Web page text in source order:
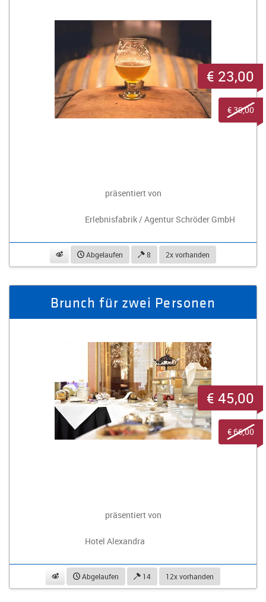
präsentiert von
Erlebnisfabrik / Agentur Schröder GmbH
beobachtenAbgelaufen 8 2x vorhanden
€ 23,00
€ 30,00
Brunch für zwei Personen
präsentiert von
Hotel Alexandra
beobachtenAbgelaufen 14 12x vorhanden
€ 45,00
€ 66,00